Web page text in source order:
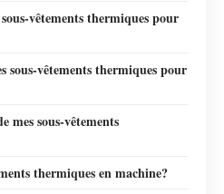
vêtements thermiques pour
sous-vêtements thermiques pour
mes sous-vêtements
thermiques en machine?